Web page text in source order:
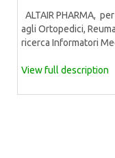
ALTAIR PHARMA,
agli Ortopedici,
ricerca Informatori
View full description